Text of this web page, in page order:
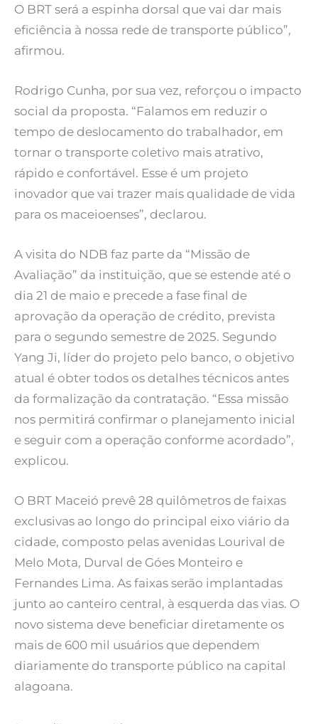
O BRT será a espinha dorsal que vai dar mais
eficiência à nossa rede de transporte público”,
afirmou.
Rodrigo Cunha, por sua vez, reforçou o impacto
social da proposta. “Falamos em reduzir o
tempo de deslocamento do trabalhador, em
tornar o transporte coletivo mais atrativo,
rápido e confortável. Esse é um projeto
inovador que vai trazer mais qualidade de vida
para os maceioenses”, declarou.
A visita do NDB faz parte da “Missão de
Avaliação” da instituição, que se estende até o
dia 21 de maio e precede a fase final de
aprovação da operação de crédito, prevista
para o segundo semestre de 2025. Segundo
Yang Ji, líder do projeto pelo banco, o objetivo
atual é obter todos os detalhes técnicos antes
da formalização da contratação. “Essa missão
nos permitirá confirmar o planejamento inicial
e seguir com a operação conforme acordado”,
explicou.
O BRT Maceió prevê 28 quilômetros de faixas
exclusivas ao longo do principal eixo viário da
cidade, composto pelas avenidas Lourival de
Melo Mota, Durval de Góes Monteiro e
Fernandes Lima. As faixas serão implantadas
junto ao canteiro central, à esquerda das vias. O
novo sistema deve beneficiar diretamente os
mais de 600 mil usuários que dependem
diariamente do transporte público na capital
alagoana.